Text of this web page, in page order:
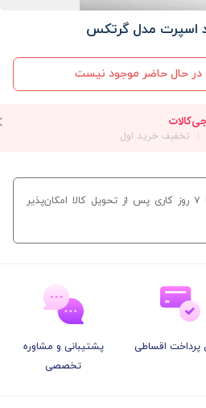
اسپرت مدل گرتکس
در حال حاضر موجود نیست
امکان بازگشت کالا تنها تا ۷ روز کاری پس از تحویل کالا امکان‌پذیر
پرداخت اقساطی
پشتیبانی و مشاوره
تخصصی